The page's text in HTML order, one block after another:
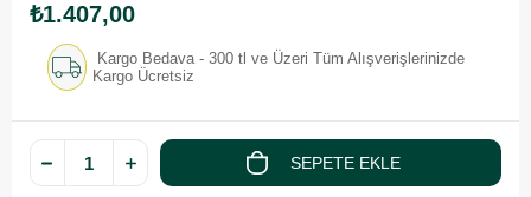
₺1.407,00
Kargo Bedava - 300 tl ve Üzeri Tüm Alışverişlerinizde
Kargo Ücretsiz